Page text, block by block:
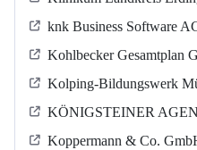
knk Business Software
Kohlbecker Gesamtplan
Kolping-Bildungswerk
KÖNIGSTEINER
Koppermann & Co.